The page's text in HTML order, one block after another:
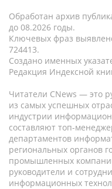
Обработан архив
до 08.2026 годы.
Ключевых фраз
724413.
Создано именных
Редакция Индексной
Читатели CNews — это
из самых успешных
индустрии
составляют топ-
департаментов
региональных органов
промышленных
руководители и
информационных